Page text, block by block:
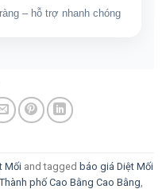
– hỗ trợ nhanh chóng
Mối and tagged báo giá Diệt Mối
phố Cao Bằng Cao Bằng